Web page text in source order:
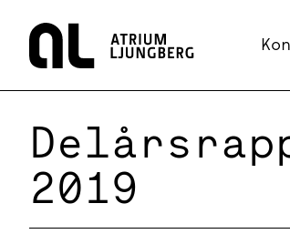
Hem
2019